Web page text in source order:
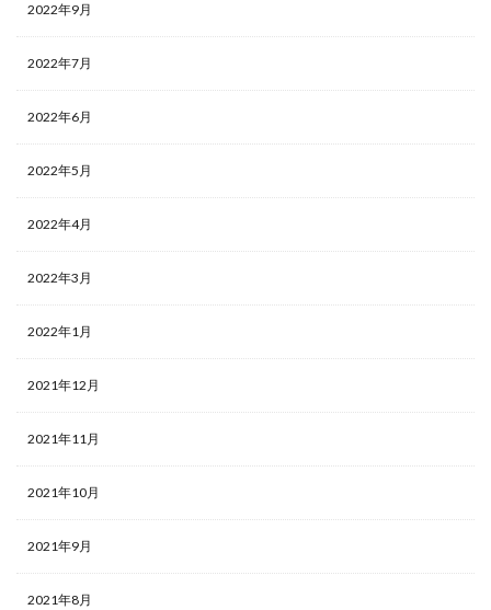
2022年9月
2022年7月
2022年6月
2022年5月
2022年4月
2022年3月
2022年1月
2021年12月
2021年11月
2021年10月
2021年9月
2021年8月